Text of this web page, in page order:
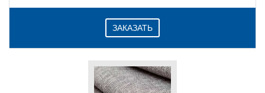
ЗАКАЗАТЬ